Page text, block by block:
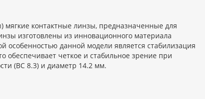
мягкие контактные линзы, предназначенные для
изготовлены из инновационного материала
особенностью данной модели является стабилизация
обеспечивает четкое и стабильное зрение при
(BC 8.3) и диаметр 14.2 мм.